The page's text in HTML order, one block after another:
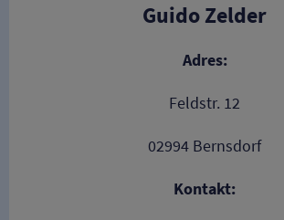
Guido Zelder
Adres:
Feldstr. 12
02994 Bernsdorf
Kontakt: